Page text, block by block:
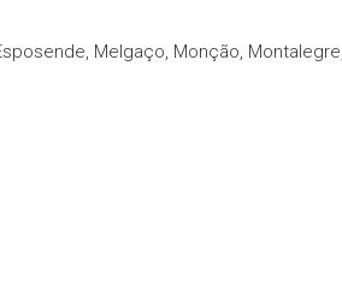
Melgaço, Monção,